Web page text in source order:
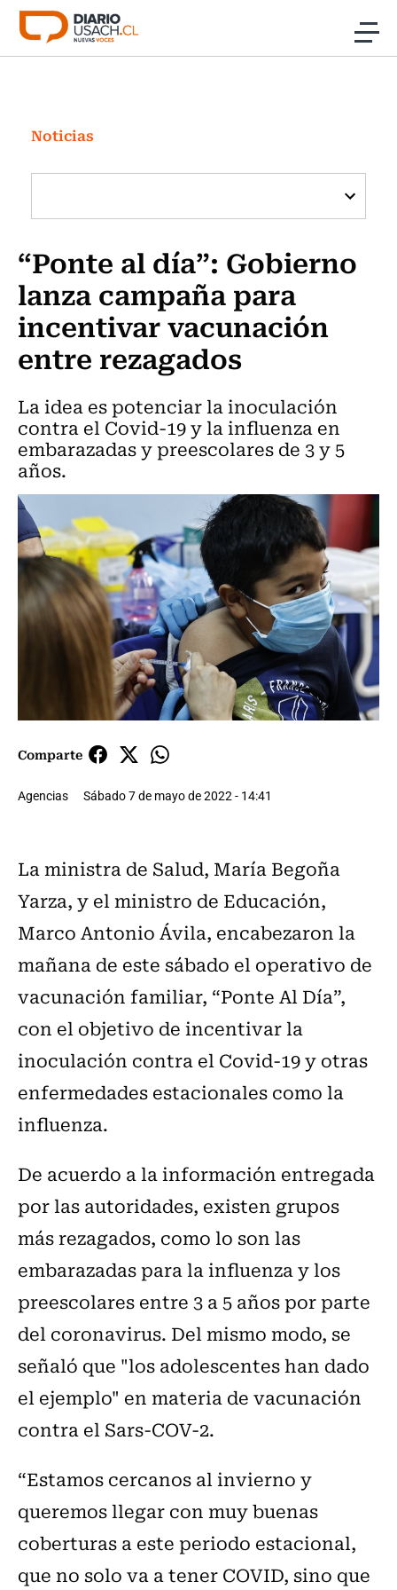
Click acá para ir directamente al contenido
Investigación
Cultura
Programas Radio y TV Usach
Noticias
“Ponte al día”: Gobierno
lanza campaña para
incentivar vacunación
entre rezagados
La idea es potenciar la inoculación
contra el Covid-19 y la influenza en
embarazadas y preescolares de 3 y 5
años.
Comparte
Agencias Sábado 7 de mayo de 2022 - 14:41
La ministra de Salud, María Begoña
Yarza, y el ministro de Educación,
Marco Antonio Ávila, encabezaron la
mañana de este sábado el operativo de
vacunación familiar, “Ponte Al Día”,
con el objetivo de incentivar la
inoculación contra el Covid-19 y otras
enfermedades estacionales como la
influenza.
De acuerdo a la información entregada
por las autoridades, existen grupos
más rezagados, como lo son las
embarazadas para la influenza y los
preescolares entre 3 a 5 años por parte
del coronavirus. Del mismo modo, se
señaló que "los adolescentes han dado
el ejemplo" en materia de vacunación
contra el Sars-COV-2.
“Estamos cercanos al invierno y
queremos llegar con muy buenas
coberturas a este periodo estacional,
que no solo va a tener COVID, sino que